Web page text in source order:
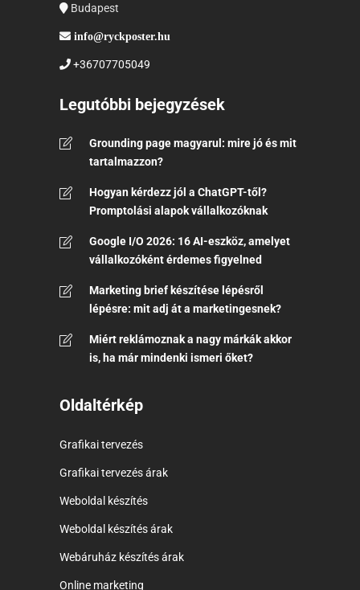
Budapest
info@ryckposter.hu
+36707705049
Legutóbbi bejegyzések
Grounding page magyarul: mire jó és mit
tartalmazzon?
Hogyan kérdezz jól a ChatGPT-től?
Promptolási alapok vállalkozóknak
Google I/O 2026: 16 AI-eszköz, amelyet
vállalkozóként érdemes figyelned
Marketing brief készítése lépésről
lépésre: mit adj át a marketingesnek?
Miért reklámoznak a nagy márkák akkor
is, ha már mindenki ismeri őket?
Oldaltérkép
Grafikai tervezés
Grafikai tervezés árak
Weboldal készítés
Weboldal készítés árak
Webáruház készítés árak
Online marketing